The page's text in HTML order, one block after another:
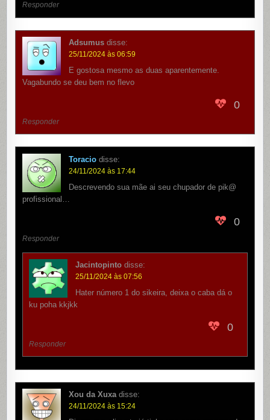
Responder
Adsumus disse:
25/11/2024 às 06:59
E gostosa mesmo as duas aparentemente.
Vagabundo se deu bem no flevo
0
Responder
Toracio disse:
24/11/2024 às 17:44
Descrevendo sua mãe ai seu chupador de pik@
profissional…
0
Responder
Jacintopinto disse:
25/11/2024 às 07:56
Hater número 1 do sikeira, deixa o caba dá o
ku poha kkjkk
0
Responder
Xou da Xuxa disse:
24/11/2024 às 15:24